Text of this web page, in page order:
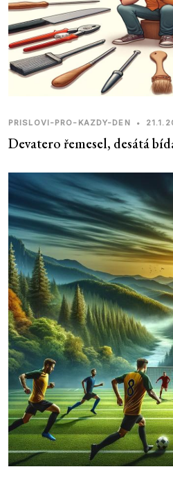
PRISLOVI-PRO-KAZDY-DEN •
Devatero řemesel, desátá